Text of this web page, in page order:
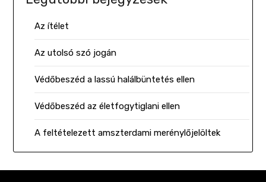
Az ítélet
Az utolsó szó jogán
Védőbeszéd a lassú halálbüntetés ellen
Védőbeszéd az életfogytiglani ellen
A feltételezett amszterdami merénylőjelöltek